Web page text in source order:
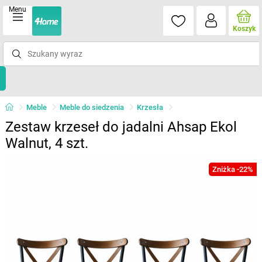
Menu
Koszyk
Meble Meble do siedzenia Krzesła
Zestaw krzeseł do jadalni Ahsap Ekol
Walnut, 4 szt.
Zniżka -22%